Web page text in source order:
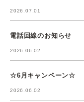
2026.07.01
電話回線のお知らせ
2026.06.02
☆6月キャンペーン☆
2026.06.02